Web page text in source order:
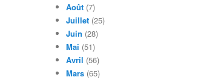
Août (7)
Juillet (25)
Juin (28)
Mai (51)
Avril (56)
Mars (65)